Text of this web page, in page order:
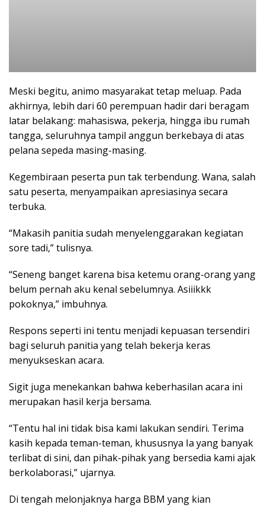
Meski begitu, animo masyarakat tetap meluap. Pada
akhirnya, lebih dari 60 perempuan hadir dari beragam
latar belakang: mahasiswa, pekerja, hingga ibu rumah
tangga, seluruhnya tampil anggun berkebaya di atas
pelana sepeda masing-masing.
Kegembiraan peserta pun tak terbendung. Wana, salah
satu peserta, menyampaikan apresiasinya secara
terbuka.
“Makasih panitia sudah menyelenggarakan kegiatan
sore tadi,” tulisnya.
“Seneng banget karena bisa ketemu orang-orang yang
belum pernah aku kenal sebelumnya. Asiiikkk
pokoknya,” imbuhnya.
Respons seperti ini tentu menjadi kepuasan tersendiri
bagi seluruh panitia yang telah bekerja keras
menyukseskan acara.
Sigit juga menekankan bahwa keberhasilan acara ini
merupakan hasil kerja bersama.
“Tentu hal ini tidak bisa kami lakukan sendiri. Terima
kasih kepada teman-teman, khususnya Ia yang banyak
terlibat di sini, dan pihak-pihak yang bersedia kami ajak
berkolaborasi,” ujarnya.
Di tengah melonjaknya harga BBM yang kian